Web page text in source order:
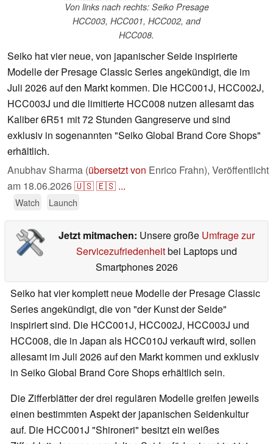
Von links nach rechts: Seiko Presage
HCC003, HCC001, HCC002, and
HCC008.
Seiko hat vier neue, von japanischer Seide inspirierte
Modelle der Presage Classic Series angekündigt, die im
Juli 2026 auf den Markt kommen. Die HCC001J, HCC002J,
HCC003J und die limitierte HCC008 nutzen allesamt das
Kaliber 6R51 mit 72 Stunden Gangreserve und sind
exklusiv in sogenannten "Seiko Global Brand Core Shops"
erhältlich.
Anubhav Sharma (übersetzt von Enrico Frahn), Veröffentlicht
am 18.06.2026🇺🇸🇪🇸 ...
Watch Launch
Jetzt mitmachen: Unsere große Umfrage zur
Servicezufriedenheitbei Laptops und
Smartphones 2026
Seiko hat vier komplett neue Modelle der Presage Classic
Series angekündigt, die von "der Kunst der Seide"
inspiriert sind. Die HCC001J, HCC002J, HCC003J und
HCC008, die in Japan als HCC010J verkauft wird, sollen
allesamt im Juli 2026 auf den Markt kommen und exklusiv
in Seiko Global Brand Core Shops erhältlich sein.
Die Zifferblätter der drei regulären Modelle greifen jeweils
einen bestimmten Aspekt der japanischen Seidenkultur
auf. Die HCC001J "Shironeri" besitzt ein weißes